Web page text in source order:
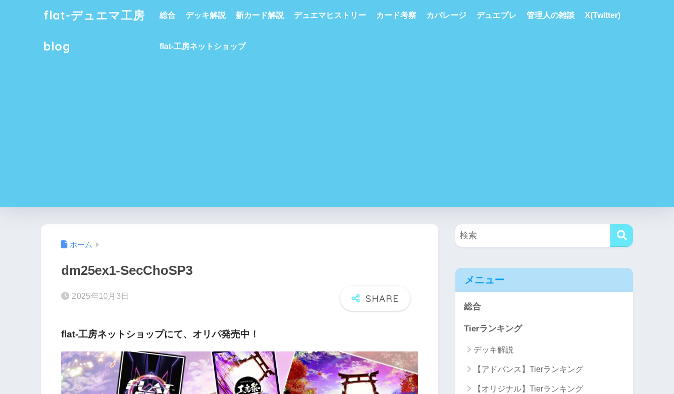
flat-デュエマ工房
blog
総合 デッキ解説 新カード解説 デュエマヒストリー カード考察 カバレージ デュエプレ 管理人の雑談 X(Twitter)
flat-工房ネットショップ
ホーム
dm25ex1-SecChoSP3
2025年10月3日
flat-工房ネットショップにて、オリパ発売中！
メニュー
総合
Tierランキング
デッキ解説
【アドバンス】Tierランキング
【オリジナル】Tierランキング